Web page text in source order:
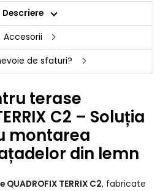
Descriere
Accesorii
de sfaturi?
terase
C2 – Soluția
montarea
din lemn
TERRIX C2, fabricate